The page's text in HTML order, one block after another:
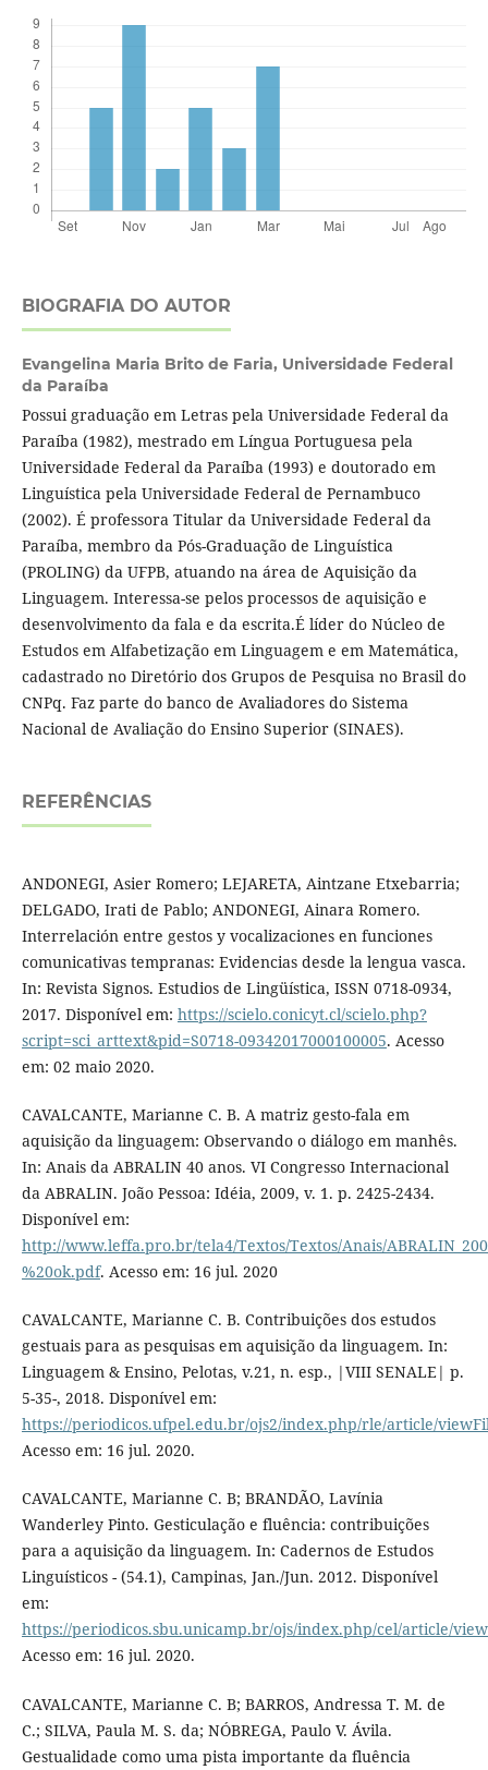
BIOGRAFIA DO AUTOR
Evangelina Maria Brito de Faria, Universidade Federal
da Paraíba
Possui graduação em Letras pela Universidade Federal da
Paraíba (1982), mestrado em Língua Portuguesa pela
Universidade Federal da Paraíba (1993) e doutorado em
Linguística pela Universidade Federal de Pernambuco
(2002). É professora Titular da Universidade Federal da
Paraíba, membro da Pós-Graduação de Linguística
(PROLING) da UFPB, atuando na área de Aquisição da
Linguagem. Interessa-se pelos processos de aquisição e
desenvolvimento da fala e da escrita.É líder do Núcleo de
Estudos em Alfabetização em Linguagem e em Matemática,
cadastrado no Diretório dos Grupos de Pesquisa no Brasil do
CNPq. Faz parte do banco de Avaliadores do Sistema
Nacional de Avaliação do Ensino Superior (SINAES).
REFERÊNCIAS
ANDONEGI, Asier Romero; LEJARETA, Aintzane Etxebarria;
DELGADO, Irati de Pablo; ANDONEGI, Ainara Romero.
Interrelación entre gestos y vocalizaciones en funciones
comunicativas tempranas: Evidencias desde la lengua vasca.
In: Revista Signos. Estudios de Lingüística, ISSN 0718-0934,
2017. Disponível em: https://scielo.conicyt.cl/scielo.php?
script=sci_arttext&pid=S0718-09342017000100005. Acesso
em: 02 maio 2020.
CAVALCANTE, Marianne C. B. A matriz gesto-fala em
aquisição da linguagem: Observando o diálogo em manhês.
In: Anais da ABRALIN 40 anos. VI Congresso Internacional
da ABRALIN. João Pessoa: Idéia, 2009, v. 1. p. 2425-2434.
Disponível em:
http://www.leffa.pro.br/tela4/Textos/Textos/Anais/
%20ok.pdf. Acesso em: 16 jul. 2020
CAVALCANTE, Marianne C. B. Contribuições dos estudos
gestuais para as pesquisas em aquisição da linguagem. In:
Linguagem & Ensino, Pelotas, v.21, n. esp., |VIII SENALE| p.
5-35-, 2018. Disponível em:
https://periodicos.ufpel.edu.br/ojs2/index.php/rle/article/
Acesso em: 16 jul. 2020.
CAVALCANTE, Marianne C. B; BRANDÃO, Lavínia
Wanderley Pinto. Gesticulação e fluência: contribuições
para a aquisição da linguagem. In: Cadernos de Estudos
Linguísticos - (54.1), Campinas, Jan./Jun. 2012. Disponível
em:
https://periodicos.sbu.unicamp.br/ojs/index.php/cel/article/
Acesso em: 16 jul. 2020.
CAVALCANTE, Marianne C. B; BARROS, Andressa T. M. de
C.; SILVA, Paula M. S. da; NÓBREGA, Paulo V. Ávila.
Gestualidade como uma pista importante da fluência